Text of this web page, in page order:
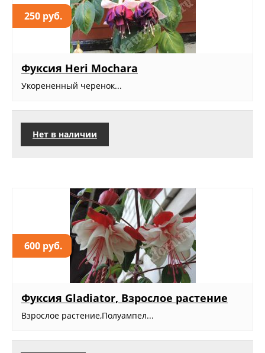
250 руб.
Фуксия Heri Mochara
Укорененный черенок...
Нет в наличии
600 руб.
Фуксия Gladiator, Взрослое растение
Взрослое растение,Полуампел...